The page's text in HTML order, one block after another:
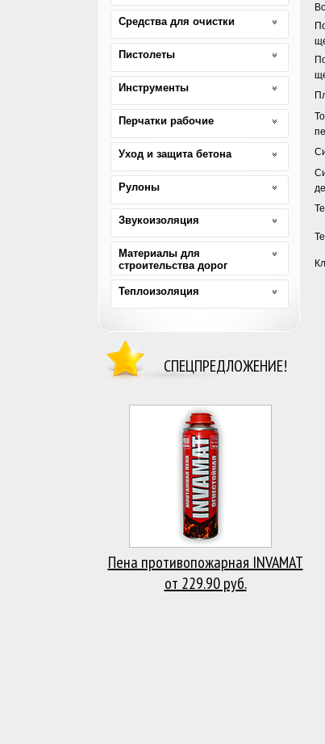
Средства для очистки
Пистолеты
Инструменты
Перчатки рабочие
Уход и защита бетона
Рулоны
Звукоизоляция
Материалы для
строительства дорог
Теплоизоляция
СПЕЦПРЕДЛОЖЕНИЕ!
Пена противопожарная INVAMAT
от 229.90 руб.